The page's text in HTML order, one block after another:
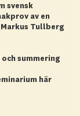
svensk
av en
Tullberg
summering
här